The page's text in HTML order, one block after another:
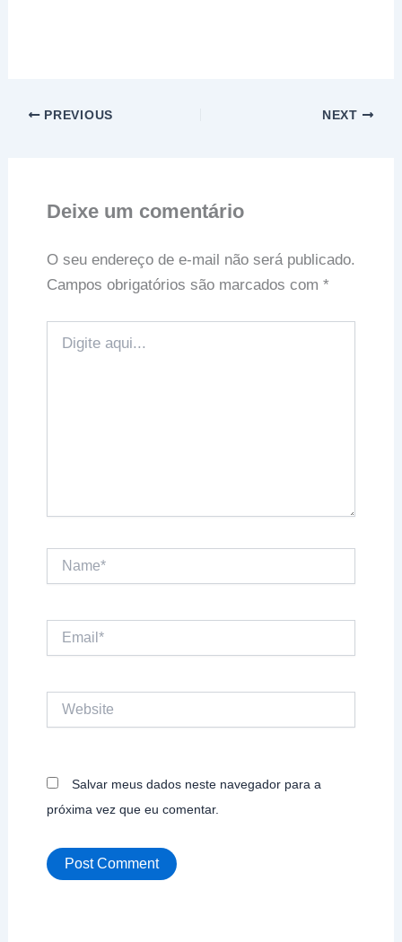
PREVIOUS NEXT
Deixe um comentário
O seu endereço de e-mail não será publicado.
Campos obrigatórios são marcados com *
aqui...
Name*
Salvar meus dados neste navegador para a
próxima vez que eu comentar.